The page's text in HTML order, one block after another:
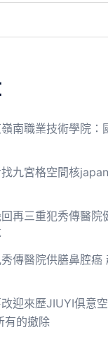
南職業技術學院：
找九宮格空間核
再三重犯秀傳醫
傳醫院供膳鼻腔癌
迎來歷JIUYI俱意
有的撤除